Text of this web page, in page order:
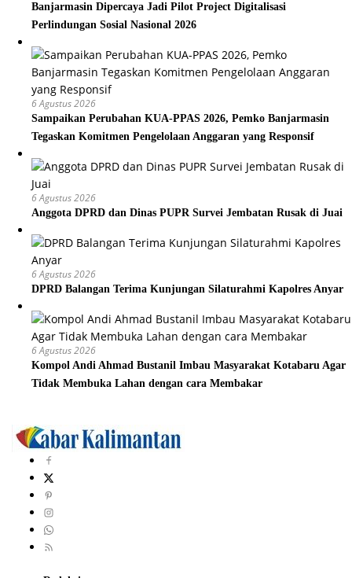
Banjarmasin Dipercaya Jadi Pilot Project Digitalisasi
Perlindungan Sosial Nasional 2026
6 Agustus 2026
Sampaikan Perubahan KUA-PPAS 2026, Pemko Banjarmasin
Tegaskan Komitmen Pengelolaan Anggaran yang Responsif
6 Agustus 2026
Anggota DPRD dan Dinas PUPR Survei Jembatan Rusak di Juai
6 Agustus 2026
DPRD Balangan Terima Kunjungan Silaturahmi Kapolres Anyar
6 Agustus 2026
Kompol Andi Ahmad Bustanil Imbau Masyarakat Kotabaru Agar
Tidak Membuka Lahan dengan cara Membakar